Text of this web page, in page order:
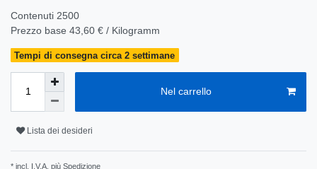
Contenuti 2500
Prezzo base 43,60 € / Kilogramm
Tempi di consegna circa 2 settimane
Nel carrello
Lista dei desideri
* incl. I.V.A. più Spedizione